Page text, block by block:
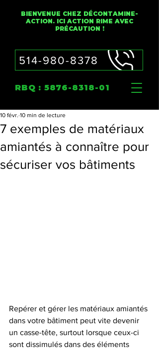
514-980-8378
RBQ : 5876-8318-01
BIENVENUE CHEZ DÉCONTAMINE-
ACTION. ICI ACTION RIME AVEC
PRÉCAUTION !
7 exemples de matériaux
amiantés à connaître pour
sécuriser vos bâtiments
10 févr. 10 min de lecture
Repérer et gérer les matériaux amiantés
dans votre bâtiment peut vite devenir
un casse-tête, surtout lorsque ceux-ci
sont dissimulés dans des éléments